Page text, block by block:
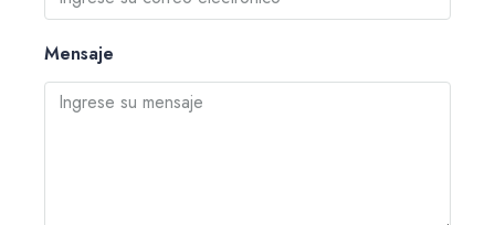
Mensaje